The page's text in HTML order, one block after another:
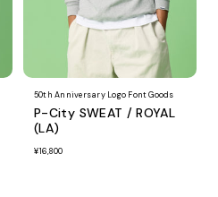
50th Anniversary Logo Font Goods
P-City SWEAT / ROYAL
(LA)
¥16,800